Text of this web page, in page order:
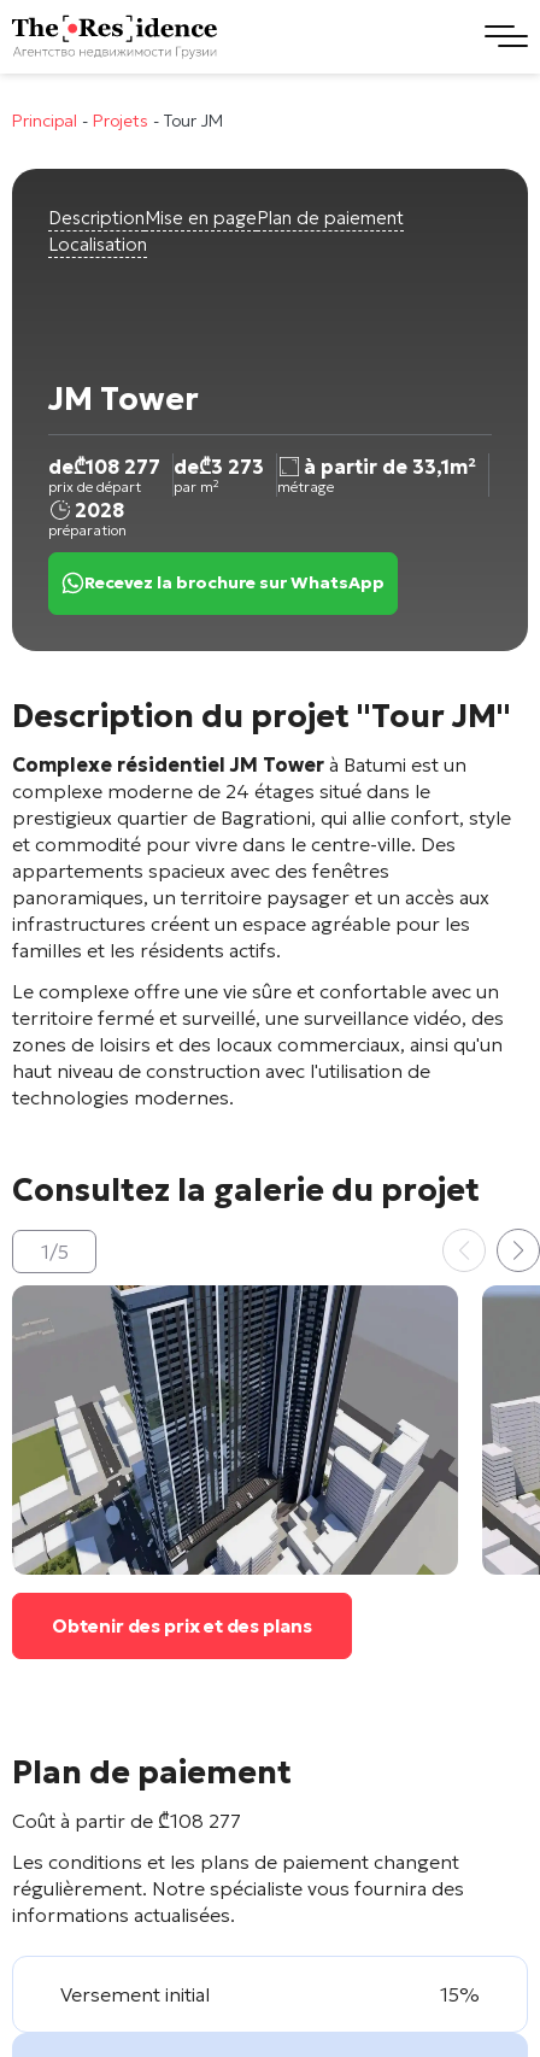
Principal - Projets - Tour JM
DescriptionMise en pagePlan de paiement
Localisation
JM Tower
de₾108 277
prix de départ
de₾3 273
par m²
à partir de 33,1m²
métrage
2028
préparation
Recevez la brochure sur WhatsApp
Description du projet "Tour JM"
Complexe résidentiel JM Tower à Batumi est un
complexe moderne de 24 étages situé dans le
prestigieux quartier de Bagrationi, qui allie confort, style
et commodité pour vivre dans le centre-ville. Des
appartements spacieux avec des fenêtres
panoramiques, un territoire paysager et un accès aux
infrastructures créent un espace agréable pour les
familles et les résidents actifs.
Le complexe offre une vie sûre et confortable avec un
territoire fermé et surveillé, une surveillance vidéo, des
zones de loisirs et des locaux commerciaux, ainsi qu'un
haut niveau de construction avec l'utilisation de
technologies modernes.
Consultez la galerie du projet
1/5
Obtenir des prix et des plans
Plan de paiement
Coût à partir de ₾108 277
Les conditions et les plans de paiement changent
régulièrement. Notre spécialiste vous fournira des
informations actualisées.
Versement initial 15%